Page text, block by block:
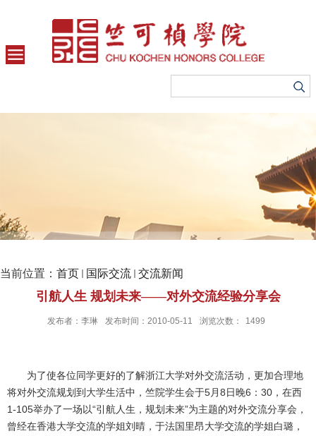
当前位置： 首页 国际交流 交流新闻
引航人生 规划未来――对外交流经验分享会
发布者：李琳 发布时间：2010-05-11 浏览次数： 1499
为了使各位同学更好的了解浙江大学对外交流活动，更加合理地
将对外交流规划到大学生活中，竺院学生会于5月8日晚6：30，在西
1-105举办了一场以“引航人生，规划未来”为主题的对外交流分享会，
曾经在香港大学交流的学姐刘晴，于法国里昂大学交流的学姐白璐，